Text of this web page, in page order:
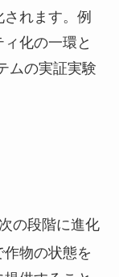
れます。例
化の一環と
ムの実証実験
の段階に進化
物の状態を